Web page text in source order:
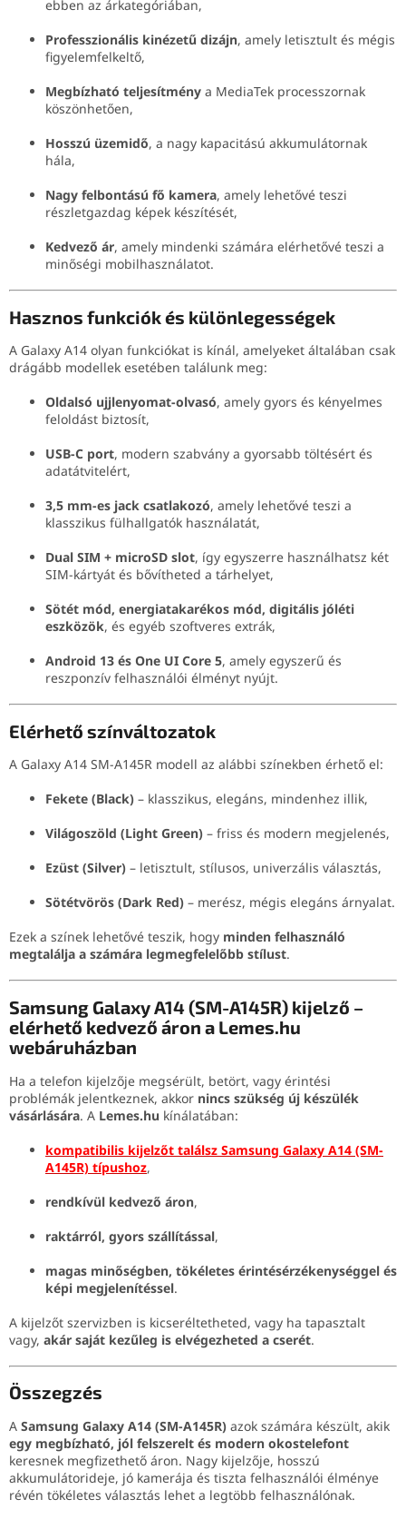
ebben az árkategóriában,
Professzionális kinézetű dizájn, amely letisztult és mégis
figyelemfelkeltő,
Megbízható teljesítmény a MediaTek processzornak
köszönhetően,
Hosszú üzemidő, a nagy kapacitású akkumulátornak
hála,
Nagy felbontású fő kamera, amely lehetővé teszi
részletgazdag képek készítését,
Kedvező ár, amely mindenki számára elérhetővé teszi a
minőségi mobilhasználatot.
Hasznos funkciók és különlegességek
A Galaxy A14 olyan funkciókat is kínál, amelyeket általában csak
drágább modellek esetében találunk meg:
Oldalsó ujjlenyomat-olvasó, amely gyors és kényelmes
feloldást biztosít,
USB-C port, modern szabvány a gyorsabb töltésért és
adatátvitelért,
3,5 mm-es jack csatlakozó, amely lehetővé teszi a
klasszikus fülhallgatók használatát,
Dual SIM + microSD slot, így egyszerre használhatsz két
SIM-kártyát és bővítheted a tárhelyet,
Sötét mód, energiatakarékos mód, digitális jóléti
eszközök, és egyéb szoftveres extrák,
Android 13 és One UI Core 5, amely egyszerű és
reszponzív felhasználói élményt nyújt.
Elérhető színváltozatok
A Galaxy A14 SM-A145R modell az alábbi színekben érhető el:
Fekete (Black) – klasszikus, elegáns, mindenhez illik,
Világoszöld (Light Green) – friss és modern megjelenés,
Ezüst (Silver) – letisztult, stílusos, univerzális választás,
Sötétvörös (Dark Red) – merész, mégis elegáns árnyalat.
Ezek a színek lehetővé teszik, hogy minden felhasználó
megtalálja a számára legmegfelelőbb stílust.
Samsung Galaxy A14 (SM-A145R) kijelző –
elérhető kedvező áron a Lemes.hu
webáruházban
Ha a telefon kijelzője megsérült, betört, vagy érintési
problémák jelentkeznek, akkor nincs szükség új készülék
vásárlására. A Lemes.hu kínálatában:
kompatibilis kijelzőt találsz Samsung Galaxy A14 (SM-
A145R) típushoz,
rendkívül kedvező áron,
raktárról, gyors szállítással,
magas minőségben, tökéletes érintésérzékenységgel és
képi megjelenítéssel.
A kijelzőt szervizben is kicseréltetheted, vagy ha tapasztalt
vagy, akár saját kezűleg is elvégezheted a cserét.
Összegzés
A Samsung Galaxy A14 (SM-A145R) azok számára készült, akik
egy megbízható, jól felszerelt és modern okostelefont
keresnek megfizethető áron. Nagy kijelzője, hosszú
akkumulátorideje, jó kamerája és tiszta felhasználói élménye
révén tökéletes választás lehet a legtöbb felhasználónak.